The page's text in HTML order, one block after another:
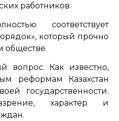
работников.
соответствует
который прочно
обществе.
вопрос. Как известно,
реформам Казахстан
государственности.
характер и